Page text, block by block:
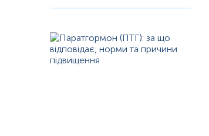
Механізм активації промотора для ГЗСГ у печінці
третьому місці промотора є PPARG-2, який
Глобулін, що зв’язує статеві гормони, є
зв’язуючого білка, але до нього приєднані інші
ГЗСГ має два ламінін G-подібні домени, які
залишок серину, який притягує два різних типи
зв’язуються через гідроксил, приєднаний до C17
несе на своїй поверхні. Домен LG, що зв'язує